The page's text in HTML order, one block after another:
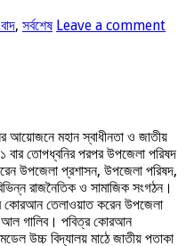
, সর্বশেষ Leave a comment
আয়োজনে মহান স্বাধীনতা ও জাতীয়
বার তোপধ্বনির পরপর উপজেলা পরিষদ
উপজেলা প্রশাসন, উপজেলা পরিষদ,
রাজনৈতিক ও সামাজিক সংগঠন।
কোরআন তেলাওয়াত করেন উপজেলা
আল গালিব। পবিত্র কোরআন
উচ্চ বিদ্যালয় মাঠে জাতীয় পতাকা